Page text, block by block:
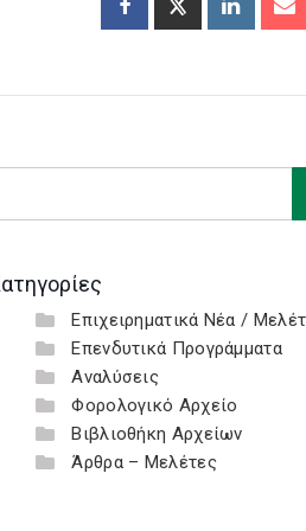
Επιχειρηματικά Νέα /
Επενδυτικά Προγράμματα
Αναλύσεις
Φορολογικό Αρχείο
Βιβλιοθήκη Αρχείων
Άρθρα – Μελέτες